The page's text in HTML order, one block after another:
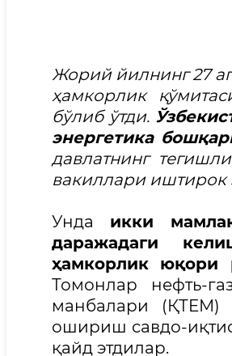
Жорий йилнинг 27
ҳамкорлик
бўлиб ўтди.
энергетика
давлатнинг
вакиллари иштирок
Унда икки
даражадаги
ҳамкорлик юқори
Томонлар нефть-
манбалари (ҚТEМ)
ошириш савдо-
қайд этдилар.